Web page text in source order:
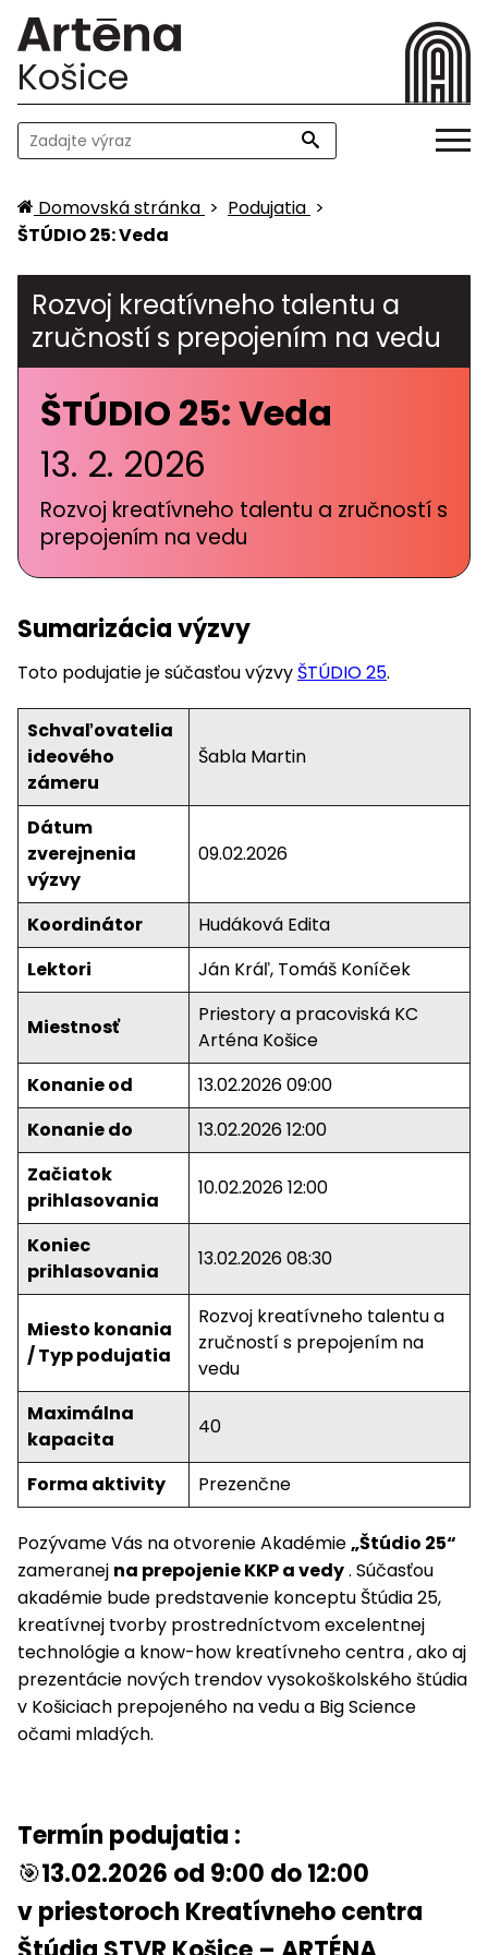
Košice
Domovská stránka > Podujatia >
ŠTÚDIO 25: Veda
Rozvoj kreatívneho talentu a
zručností s prepojením na vedu
ŠTÚDIO 25: Veda
13. 2. 2026
Rozvoj kreatívneho talentu a zručností s
prepojením na vedu
Sumarizácia výzvy
Toto podujatie je súčasťou výzvy ŠTÚDIO 25.
Schvaľovatelia
ideového
zámeru
Šabla Martin
Dátum
zverejnenia
výzvy
09.02.2026
Koordinátor
Hudáková Edita
Lektori
Ján Kráľ, Tomáš Koníček
Miestnosť
Priestory a pracoviská KC
Arténa Košice
Konanie od
13.02.2026 09:00
Konanie do
13.02.2026 12:00
Začiatok
prihlasovania
10.02.2026 12:00
Koniec
prihlasovania
13.02.2026 08:30
Miesto konania
/ Typ podujatia
Rozvoj kreatívneho talentu a
zručností s prepojením na
vedu
Maximálna
kapacita
40
Forma aktivity Prezenčne
Pozývame Vás na otvorenie Akadémie„Štúdio 25“
zameranej na prepojenie KKP a vedy. Súčasťou
akadémie bude predstavenie konceptu Štúdia 25,
kreatívnej tvorby prostredníctvom excelentnej
technológie a know-how kreatívneho centra , ako aj
prezentácie nových trendov vysokoškolského štúdia
v Košiciach prepojeného na vedu a Big Science
očami mladých.
Termín podujatia :
🎯13.02.2026 od 9:00 do 12:00
v priestoroch Kreatívneho centra